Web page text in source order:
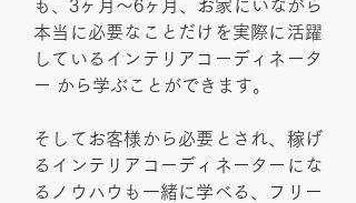
も、3ヶ月〜6ヶ月、お家にいながら
本当に必要なことだけを実際に活躍
しているインテリアコーディネータ
ー から学ぶことができます。
そしてお客様から必要とされ、稼げ
るインテリアコーディネーターにな
るノウハウも一緒に学べる、フリー